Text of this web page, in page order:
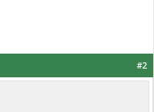
#2